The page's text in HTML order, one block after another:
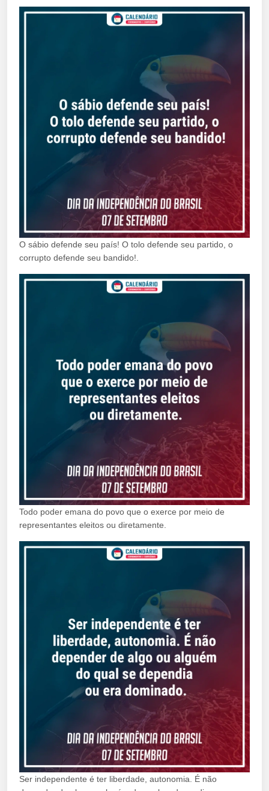
O sábio defende seu país! O tolo defende seu partido, o
corrupto defende seu bandido!.
Todo poder emana do povo que o exerce por meio de
representantes eleitos ou diretamente.
Ser independente é ter liberdade, autonomia. É não